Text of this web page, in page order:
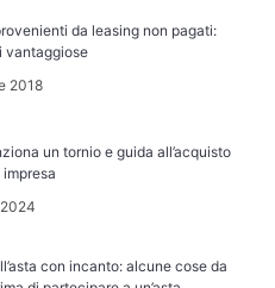
da leasing non pagati:
vantaggiose
2018
un tornio e guida all’acquisto
con incanto: alcune cose da